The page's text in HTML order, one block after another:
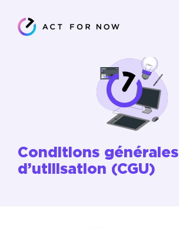
Conditions générales
d’utilisation (CGU)